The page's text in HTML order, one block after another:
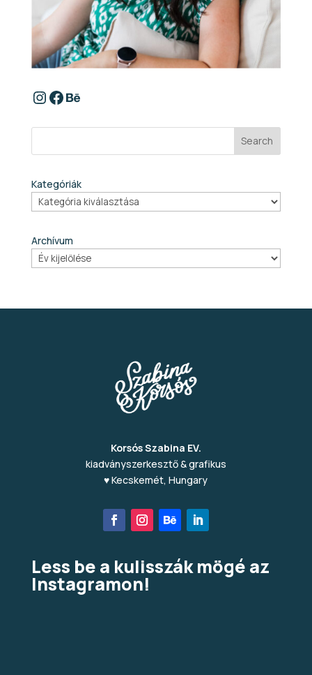
https://www.instagram.com/
Facebook
Behance
Search
Kategóriák
Archívum
Korsós Szabina EV.
kiadványszerkesztő & grafikus
♥ Kecskemét, Hungary
Less be a kulisszák mögé az
Instagramon!